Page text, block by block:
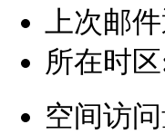
上次邮
所在时
空间访